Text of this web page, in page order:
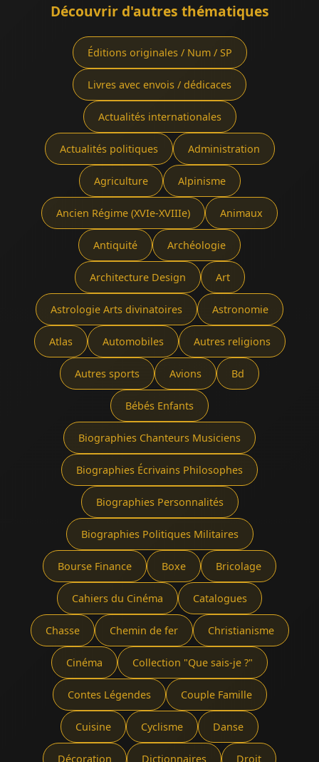
Découvrir d'autres thématiques
Éditions originales / Num / SP
Livres avec envois / dédicaces
Actualités internationales
Actualités politiques Administration
Agriculture Alpinisme
Ancien Régime (XVIe-XVIIIe) Animaux
Antiquité Archéologie
Architecture Design Art
Astrologie Arts divinatoires Astronomie
Atlas Automobiles Autres religions
Autres sports Avions Bd
Bébés Enfants
Biographies Chanteurs Musiciens
Biographies Écrivains Philosophes
Biographies Personnalités
Biographies Politiques Militaires
Bourse Finance Boxe Bricolage
Cahiers du Cinéma Catalogues
Chasse Chemin de fer Christianisme
Cinéma Collection "Que sais-je ?"
Contes Légendes Couple Famille
Cuisine Cyclisme Danse
Décoration Dictionnaires Droit